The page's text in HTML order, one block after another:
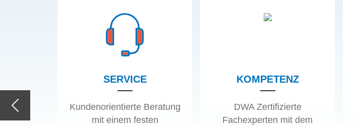
Previous
SERVICE
Kundenorientierte Beratung
mit einem festen
KOMPETENZ
DWA Zertifizierte
Fachexperten mit dem